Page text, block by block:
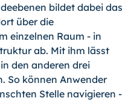
bildet dabei das
über die
einzelnen Raum - in
ab. Mit ihm lässt
den anderen drei
So können Anwender
Stelle navigieren -